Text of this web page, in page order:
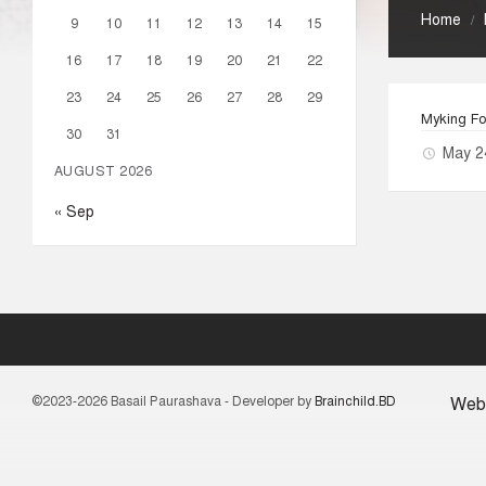
Home /
Myking
May
AUGUST 2026
9 10 11 12 13 14 15
16 17 18 19 20 21 22
23 24 25 26 27 28 29
30 31
« Sep
©2023-2026 Basail Paurashava - Developer by Brainchild.BD